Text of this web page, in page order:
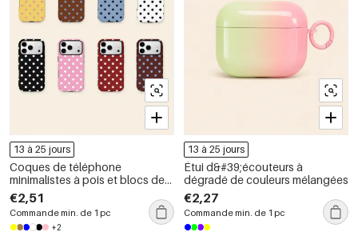
13 à 25 jours
Coques de téléphone
minimalistes à pois et blocs de
couleur deux-en-un
€2,51
Commande min. de 1 pc
+2
13 à 25 jours
Étui d&#39;écouteurs à
dégradé de couleurs mélangées
€2,27
Commande min. de 1 pc